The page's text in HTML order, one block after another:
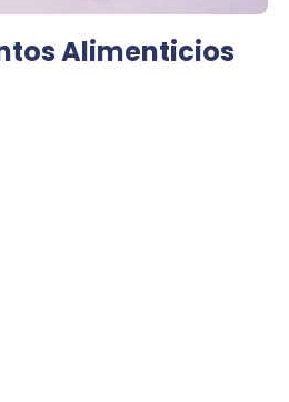
Alimenticios